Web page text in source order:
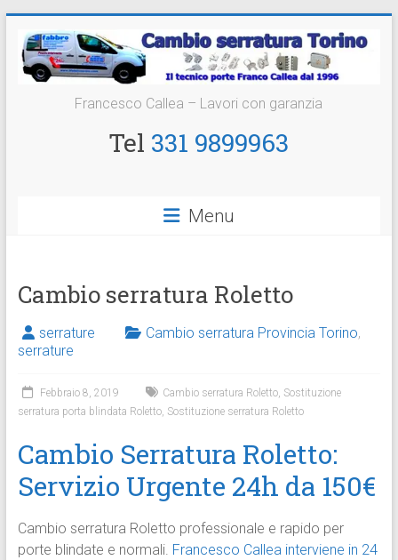
contenuto
Cambio
Serratura
Francesco Callea – Lavori con garanzia
Tel 331 9899963
Menu
Cambio serratura Roletto
serrature Cambio serratura Provincia Torino,
serrature
Febbraio 8, 2019 Cambio serratura Roletto, Sostituzione
serratura porta blindata Roletto, Sostituzione serratura Roletto
Cambio Serratura Roletto:
Servizio Urgente 24h da 150€
Cambio serratura Roletto professionale e rapido per
porte blindate e normali. Francesco Callea interviene in 24